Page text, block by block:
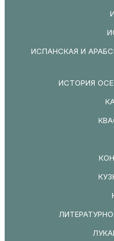
ИСПАНСКАЯ И
ИСТОРИЯ